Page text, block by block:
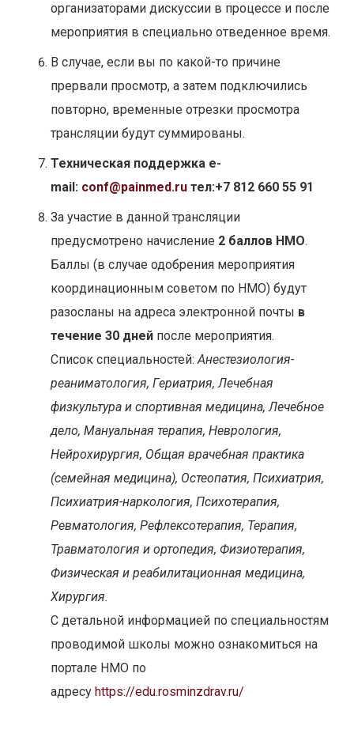
организаторами дискуссии в процессе и после
мероприятия в специально отведенное время.
В случае, если вы по какой-то причине
прервали просмотр, а затем подключились
повторно, временные отрезки просмотра
трансляции будут суммированы.
Техническая поддержка e-
mail: conf@painmed.ru тел:+7 812 660 55 91
За участие в данной трансляции
предусмотрено начисление 2 баллов НМО.
Баллы (в случае одобрения мероприятия
координационным советом по НМО) будут
разосланы на адреса электронной почты в
течение 30 дней после мероприятия.
Список специальностей:Анестезиология-
реаниматология, Гериатрия, Лечебная
физкультура и спортивная медицина, Лечебное
дело, Мануальная терапия, Неврология,
Нейрохирургия, Общая врачебная практика
(семейная медицина), Остеопатия, Психиатрия,
Психиатрия-наркология, Психотерапия,
Ревматология, Рефлексотерапия, Терапия,
Травматология и ортопедия, Физиотерапия,
Физическая и реабилитационная медицина,
Хирургия.
С детальной информацией по специальностям
проводимой школы можно ознакомиться на
портале НМО по
адресу https://edu.rosminzdrav.ru/